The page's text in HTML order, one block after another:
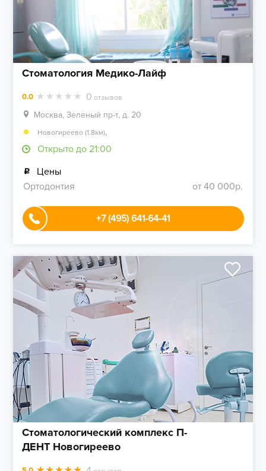
Стоматология Медико-Лайф
0.0 0 отзывов
Москва, Зеленый пр-т, д. 20
Новогиреево (1.8км),
Открыто до 21:00
Цены
Ортодонтия
от 40 000р.
+7 (495) 641-64-41
Стоматологический комплекс П-
ДЕНТ Новогиреево